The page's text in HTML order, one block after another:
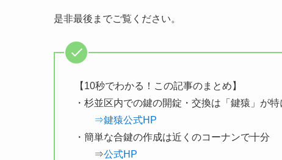
是非最後までご覧ください。
【10秒でわかる！この記事のまとめ】
・杉並区内での鍵の開錠・交換は「鍵猿」が特
⇒鍵猿公式HP
・簡単な合鍵の作成は近くのコーナンで十分
⇒公式HP